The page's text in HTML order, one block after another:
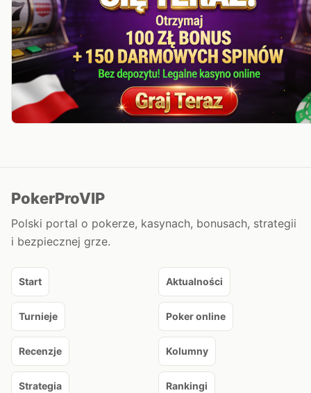
PokerProVIP
Polski portal o pokerze, kasynach, bonusach, strategii
i bezpiecznej grze.
Start Aktualności
Turnieje Poker online
Recenzje Kolumny
Strategia Rankingi